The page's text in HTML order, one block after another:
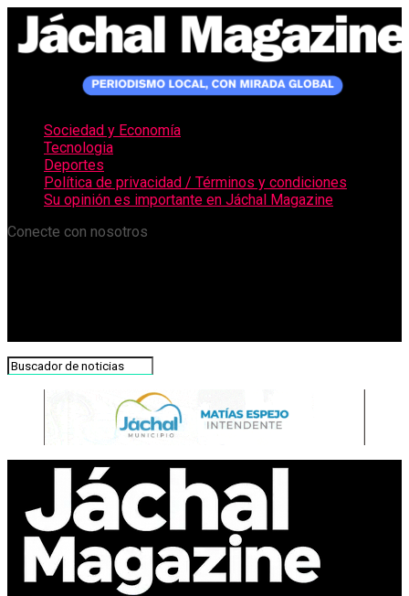
Sociedad y Economía
Tecnologia
Deportes
Política de privacidad / Términos y condiciones
Su opinión es importante en Jáchal Magazine
Conecte con nosotros